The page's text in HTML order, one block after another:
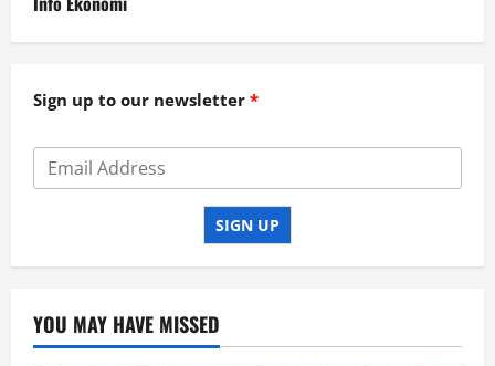
Sign up to our newsletter
SIGN UP
YOU MAY HAVE MISSED